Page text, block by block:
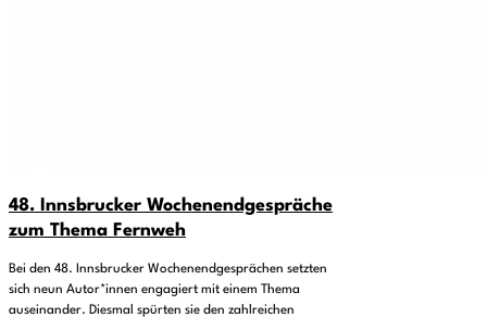
48. Innsbrucker Wochenendgespräche
zum Thema Fernweh
Bei den 48. Innsbrucker Wochenendgesprächen setzten
sich neun Autor*innen engagiert mit einem Thema
auseinander. Diesmal spürten sie den zahlreichen